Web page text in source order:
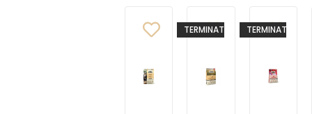
TERMINATO TERMINATO